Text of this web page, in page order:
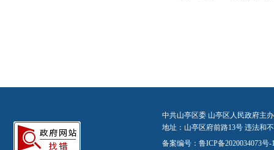
中共山亭区委 山亭区人民政府主
地址：山亭区府前路13号 违法和
备案编号： 鲁ICP备2020034073号-